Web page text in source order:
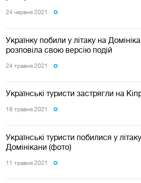
24 червня 2021
Українку побили у літаку на
розповіла свою версію подій
24 травня 2021
Українські туристи застрягли на
18 травня 2021
Українські туристи побилися у
Домінікани (фото)
11 травня 2021